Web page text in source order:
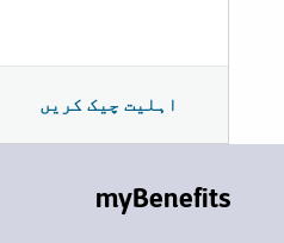
اہلیت چیک کریں
myBenefits